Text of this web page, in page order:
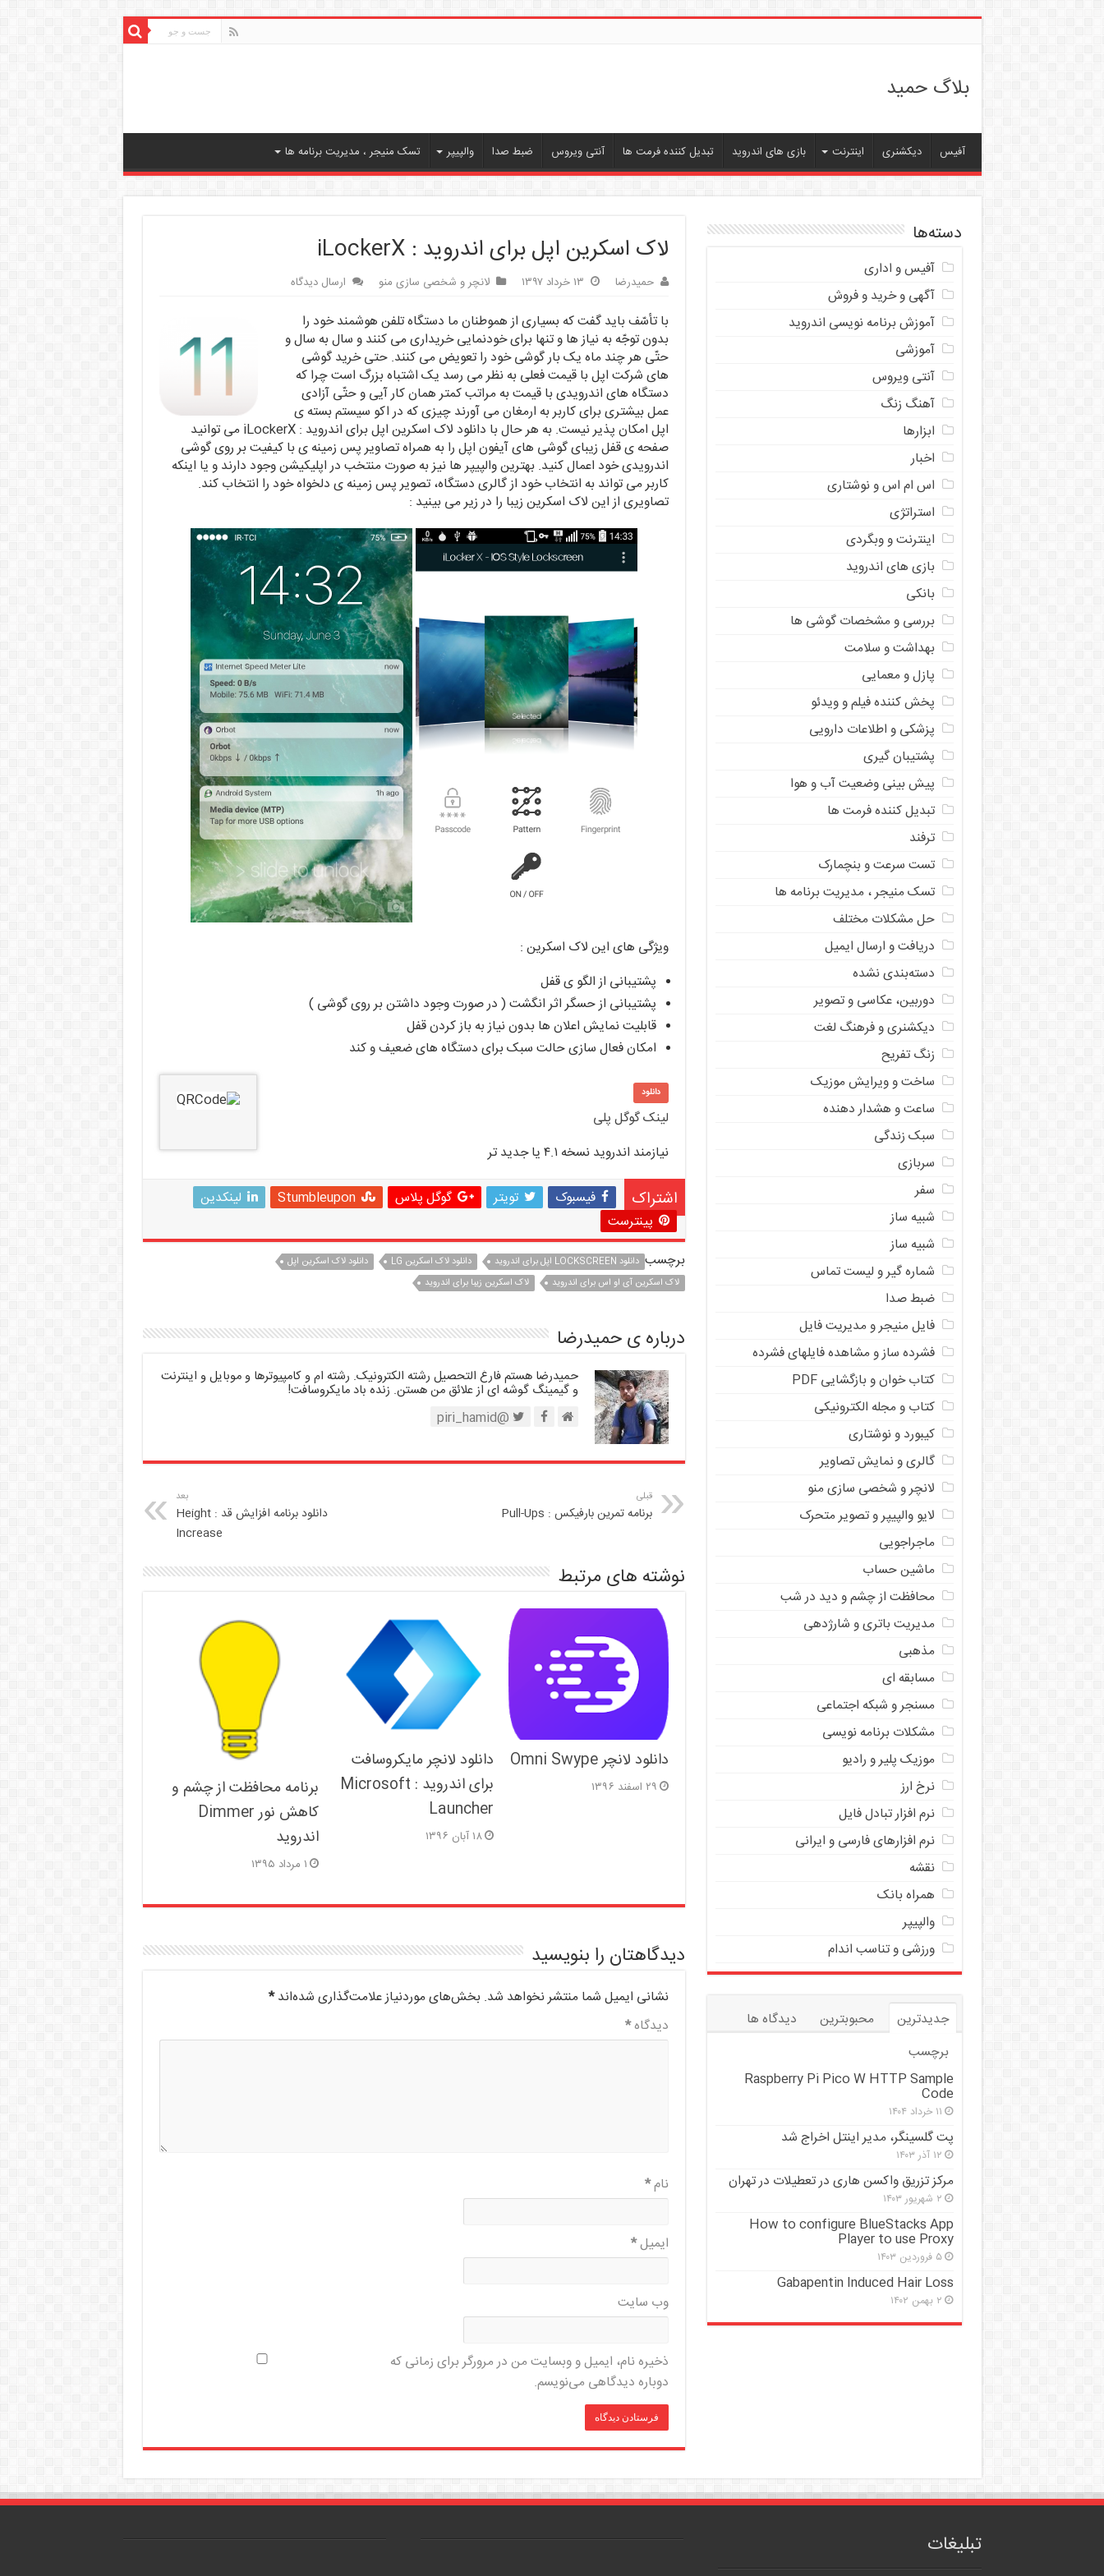
بلاگ حمید
آفیس دیکشنری اینترنت بازی های اندروید تبدیل کننده فرمت ها آنتی ویروس ضبط صدا والپیپر تسک منیجر ، مدیریت برنامه ها
لاک اسکرین اپل برای اندروید : iLockerX
حمیدرضا ۱۳ خرداد ۱۳۹۷ لانچر و شخصی سازی منو ارسال دیدگاه
با تأسّف باید گفت که بسیاری از هموطنان ما دستگاه تلفن هوشمند خود را
بدون توجّه به نیاز ها و تنها برای خودنمایی خریداری می کنند و سال به سال و
حتّی هر چند ماه یک بار گوشی خود را تعویض می کنند. حتی خرید گوشی
های شرکت اپل با قیمت فعلی به نظر می رسد یک اشتباه بزرگ است چرا که
دستگاه های اندرویدی با قیمت به مراتب کمتر همان کار آیی و حتّی آزادی
عمل بیشتری برای کاربر به ارمغان می آورند چیزی که در اکو سیستم بسته ی
اپل امکان پذیر نیست. به هر حال با دانلود لاک اسکرین اپل برای اندروید : iLockerX می توانید
صفحه ی قفل زیبای گوشی های آیفون اپل را به همراه تصاویر پس زمینه ی با کیفیت بر روی گوشی
اندرویدی خود اعمال کنید. بهترین والپیپر ها نیز به صورت منتخب در اپلیکیشن وجود دارند و یا اینکه
کاربر می تواند به انتخاب خود از گالری دستگاه، تصویر پس زمینه ی دلخواه خود را انتخاب کند.
تصاویری از این لاک اسکرین زیبا را در زیر می بینید :
ویژگی های این لاک اسکرین :
پشتیبانی از الگو ی قفل
پشتیبانی از حسگر اثر انگشت ( در صورت وجود داشتن بر روی گوشی )
قابلیت نمایش اعلان ها بدون نیاز به باز کردن قفل
امکان فعال سازی حالت سبک برای دستگاه های ضعیف و کند
دانلود
لینک گوگل پلی
نیازمند اندروید نسخه ۴.۱ یا جدید تر
اشتراک فیسبوک تویتر گوگل پلاس Stumbleupon
لینکدین
پینترست
برچسب دانلود LOCKSCREEN اپل برای اندروید دانلود لاک اسکرین LG
دانلود لاک اسکرین اپل
لاک اسکرین آی او اس برای اندروید
لاک اسکرین زیبا برای اندروید
درباره ی حمیدرضا
حمیدرضا هستم فارغ التحصیل رشته الکترونیک. رشته ام و کامپیوترها و موبایل و اینترنت
و گیمینگ گوشه ای از علائق من هستن. زنده باد مایکروسافت!
@piri_hamid
قبلی
برنامه تمرین بارفیکس : Pull-Ups
بعد
دانلود برنامه افزایش قد : Height
Increase
نوشته های مرتبط
دانلود لانچر Omni Swype
۲۹ اسفند ۱۳۹۶
دانلود لانچر مایکروسافت
برای اندروید : Microsoft
Launcher
۱۸ آبان ۱۳۹۶
برنامه محافظت از چشم و
کاهش نور Dimmer
اندروید
۱ مرداد ۱۳۹۵
دیدگاهتان را بنویسید
نشانی ایمیل شما منتشر نخواهد شد. بخش‌های موردنیاز علامت‌گذاری شده‌اند*
دیدگاه*
نام*
ایمیل*
وب‌ سایت
ذخیره نام، ایمیل و وبسایت من در مرورگر برای زمانی که
دوباره دیدگاهی می‌نویسم.
دسته‌ها
آفیس و اداری
آگهی و خرید و فروش
آموزش برنامه نویسی اندروید
آموزشی
آنتی ویروس
آهنگ زنگ
ابزارها
اخبار
اس ام اس و نوشتاری
استراتژی
اینترنت و وبگردی
بازی های اندروید
بانکی
بررسی و مشخصات گوشی ها
بهداشت و سلامت
پازل و معمایی
پخش کننده فیلم و ویدئو
پزشکی و اطلاعات دارویی
پشتیبان گیری
پیش بینی وضعیت آب و هوا
تبدیل کننده فرمت ها
ترفند
تست سرعت و بنچمارک
تسک منیجر ، مدیریت برنامه ها
حل مشکلات مختلف
دریافت و ارسال ایمیل
دسته‌بندی نشده
دوربین، عکاسی و تصویر
دیکشنری و فرهنگ لغت
زنگ تفریح
ساخت و ویرایش موزیک
ساعت و هشدار دهنده
سبک زندگی
سربازی
سفر
شبیه ساز
شبیه ساز
شماره گیر و لیست تماس
ضبط صدا
فایل منیجر و مدیریت فایل
فشرده ساز و مشاهده فایلهای فشرده
کتاب خوان و بازگشایی PDF
کتاب و مجله الکترونیکی
کیبورد و نوشتاری
گالری و نمایش تصاویر
لانچر و شخصی سازی منو
لایو والپیپر و تصویر متحرک
ماجراجویی
ماشین حساب
محافظت از چشم و دید در شب
مدیریت باتری و شارژدهی
مذهبی
مسابقه ای
مسنجر و شبکه اجتماعی
مشکلات برنامه نویسی
موزیک پلیر و رادیو
نرخ ارز
ﻧﺮﻡ ﺍﻓﺰﺍﺭ ﺗﺒﺎﺩﻝ ﻓﺎﻳﻞ
نرم افزارهای فارسی و ایرانی
نقشه
همراه بانک
والپیپر
ورزشی و تناسب اندام
جدیدترین محبوبترین
دیدگاه ها
برچسب
Raspberry Pi Pico W HTTP Sample
Code
۱۱ خرداد ۱۴۰۴
پت گلسینگر، مدیر اینتل اخراج شد
۱۲ آذر ۱۴۰۳
مرکز تزریق واکسن هاری در تعطیلات در تهران
۲ شهریور ۱۴۰۳
How to configure BlueStacks App
Player to use Proxy
۵ فروردین ۱۴۰۳
Gabapentin Induced Hair Loss
۲ بهمن ۱۴۰۲
تبلیغات